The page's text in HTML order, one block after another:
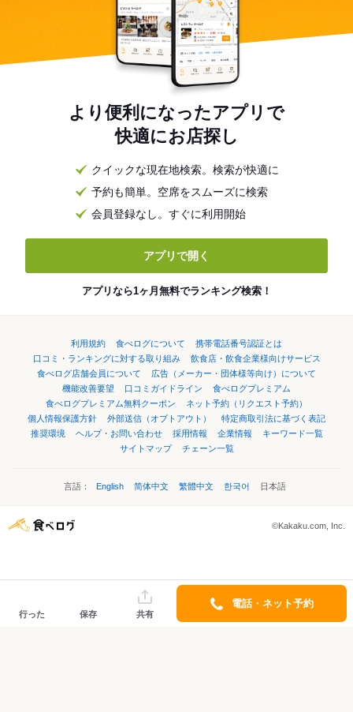
より便利になったアプリで
快適にお店探し
クイックな現在地検索。検索が快適に
予約も簡単。空席をスムーズに検索
会員登録なし。すぐに利用開始
アプリで開く
アプリなら1ヶ月無料でランキング検索！
利用規約 食べログについて
携帯電話番号認証とは
口コミ・ランキングに対する取り組み
飲食店・飲食企業様向けサービス
食べログ店舗会員について
広告（メーカー・団体様等向け）について
機能改善要望
口コミガイドライン
食べログプレミアム
食べログプレミアム無料クーポン
ネット予約（リクエスト予約）
個人情報保護方針
外部送信（オプトアウト）
特定商取引法に基づく表記
推奨環境
ヘルプ・お問い合わせ 採用情報 企業情報
キーワード一覧
サイトマップ
チェーン一覧
言語： English 简体中文 繁體中文 한국어 日本語
©Kakaku.com, Inc.
行った 保存 共有
電話・ネット予約